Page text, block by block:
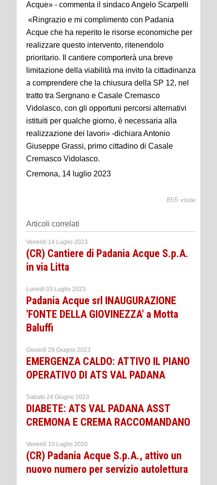
Acque» - commenta il sindaco Angelo Scarpelli
«Ringrazio e mi complimento con Padania
Acque che ha reperito le risorse economiche per
realizzare questo intervento, ritenendolo
prioritario. Il cantiere comporterà una breve
limitazione della viabilità ma invito la cittadinanza
a comprendere che la chiusura della SP 12, nel
tratto tra Sergnano e Casale Cremasco
Vidolasco, con gli opportuni percorsi alternativi
istituiti per qualche giorno, è necessaria alla
realizzazione dei lavori» -dichiara Antonio
Giuseppe Grassi, primo cittadino di Casale
Cremasco Vidolasco.
Cremona, 14 luglio 2023
855 visite
Articoli correlati
Venerdì 14 Luglio 2023
(CR) Cantiere di Padania Acque S.p.A.
in via Litta
Lunedì 03 Luglio 2023
Padania Acque srl INAUGURAZIONE
'FONTE DELLA GIOVINEZZA' a Motta
Baluffi
Giovedì 29 Giugno 2023
EMERGENZA CALDO: ATTIVO IL PIANO
OPERATIVO DI ATS VAL PADANA
Sabato 24 Giugno 2023
DIABETE: ATS VAL PADANA ASST
CREMONA E CREMA RACCOMANDANO
Venerdì 10 Luglio 2020
(CR) Padania Acque S.p.A., attivo un
nuovo numero per servizio autolettura